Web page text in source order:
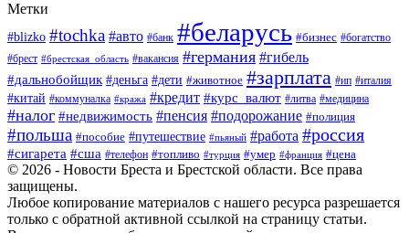
Метки
#blizko #tochka #авто #банк #беларусь #бизнес #богатство
#брест #брестская_область #вакансия #германия #гибель
#дальнобойщик #деньга #дети #животное #зарплата #ип #италия
#китай #коммуналка #кража #кредит #курс_валют #литва #медицина
#налог #недвижимость #пенсия #подорожание #полиция
#польша #пособие #путешествие #пьяный #работа #россия
#сигарета #сша #телефон #топливо #турция #умер #франция #цена
© 2026 - Новости Бреста и Брестской области. Все права
защищены.
Любое копирование материалов с нашего ресурса разрешается
только с обратной активной ссылкой на страницу статьи.